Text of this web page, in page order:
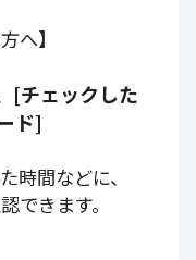
へ】
[チェックした
ド]
時間などに、
できます。